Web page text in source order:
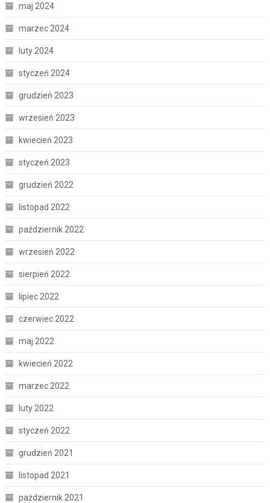
maj 2024
marzec 2024
luty 2024
styczeń 2024
grudzień 2023
wrzesień 2023
kwiecień 2023
styczeń 2023
grudzień 2022
listopad 2022
październik 2022
wrzesień 2022
sierpień 2022
lipiec 2022
czerwiec 2022
maj 2022
kwiecień 2022
marzec 2022
luty 2022
styczeń 2022
grudzień 2021
listopad 2021
październik 2021